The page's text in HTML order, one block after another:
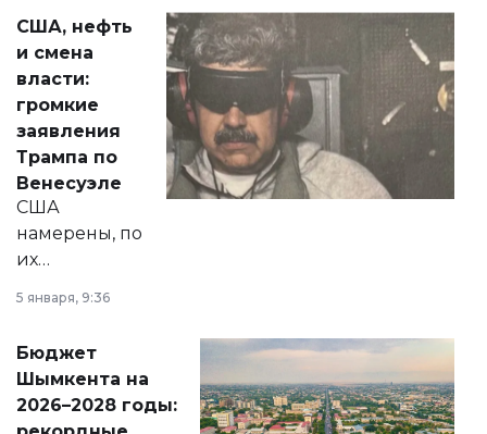
актуальных тем —
от слухов о
политических
реформах до
вопросов армии,
экономики и
личного здоровья.
США, нефть
и смена
власти:
громкие
заявления
Трампа по
Венесуэле
США
намерены, по
их
принести
народу
Венесуэлы.
5 января, 9:36
Бюджет
Шымкента на
2026–2028 годы: